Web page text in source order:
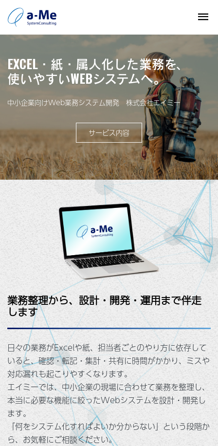
EXCEL・紙・属人化した業務を、
使いやすいWEBシステムへ。
中小企業向けWeb業務システム開発 株式会社エイミー
サービス内容
業務整理から、設計・開発・運用まで伴走
します
日々の業務がExcelや紙、担当者ごとのやり方に依存して
いると、確認・転記・集計・共有に時間がかかり、ミスや
対応漏れも起こりやすくなります。
エイミーでは、中小企業の現場に合わせて業務を整理し、
本当に必要な機能に絞ったWebシステムを設計・開発し
ます。
「何をシステム化すればよいか分からない」という段階か
ら、お気軽にご相談ください。